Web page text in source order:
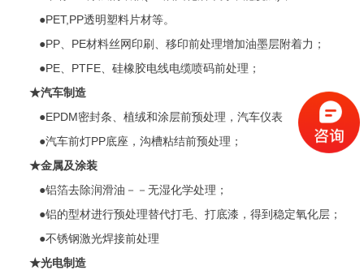
●PET,PP透明塑料片材等。
●PP、PE材料丝网印刷、移印前处理增加油墨层附着力；
●PE、PTFE、硅橡胶电线电缆喷码前处理；
★汽车制造
●EPDM密封条、植绒和涂层前预处理，汽车仪表
●汽车前灯PP底座，沟槽粘结前预处理；
★金属及涂装
●铝箔去除润滑油－－无湿化学处理；
●铝的型材进行预处理替代打毛、打底漆，得到稳定氧化层；
●不锈钢激光焊接前处理
★光电制造